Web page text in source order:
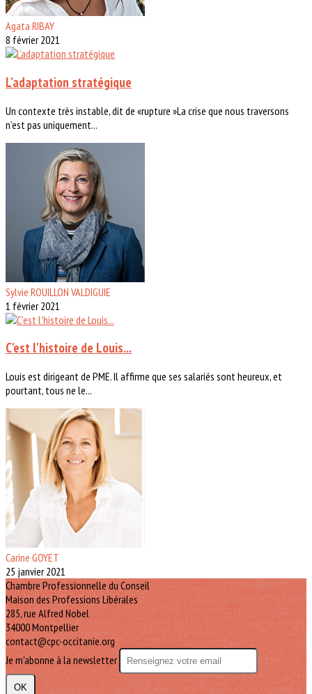
Agata RIBAY
8 février 2021
L’adaptation stratégique
Un contexte très instable, dit de «rupture »La crise que nous traversons
n’est pas uniquement...
Sylvie ROUILLON VALDIGUIE
1 février 2021
C'est l'histoire de Louis...
Louis est dirigeant de PME. Il affirme que ses salariés sont heureux, et
pourtant, tous ne le...
Carine GOYET
25 janvier 2021
Chambre Professionnelle du Conseil
Maison des Professions Libérales
285, rue Alfred Nobel
34000 Montpellier
contact@cpc-occitanie.org
Je m'abonne à la newsletter
OK